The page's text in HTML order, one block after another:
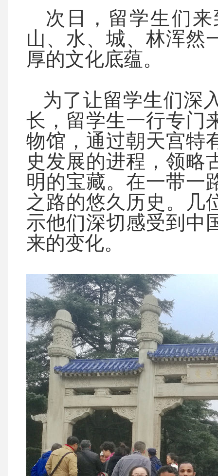
次日，留学生们
山、水、城、林浑然
厚的文化底蕴。
为了让留学生们深
长，留学生一行专门
物馆，通过朝天宫特
史发展的进程，领略
明的宝藏。在一带一
之路的悠久历史。几
示他们深切感受到中
来的变化。